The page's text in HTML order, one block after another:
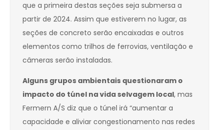
que a primeira destas seções seja submersa a
partir de 2024. Assim que estiverem no lugar, as
seções de concreto serão encaixadas e outros
elementos como trilhos de ferrovias, ventilação e
câmeras serão instaladas.
Alguns grupos ambientais questionaram o
impacto do túnel na vida selvagem local, mas
Fermern A/S diz que o túnel irá “aumentar a
capacidade e aliviar congestionamento nas redes